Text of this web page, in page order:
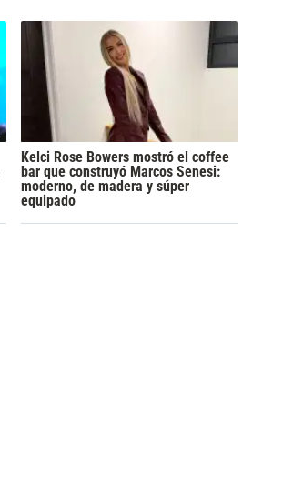
Kelci Rose Bowers mostró el coffee
bar que construyó Marcos Senesi:
moderno, de madera y súper
equipado